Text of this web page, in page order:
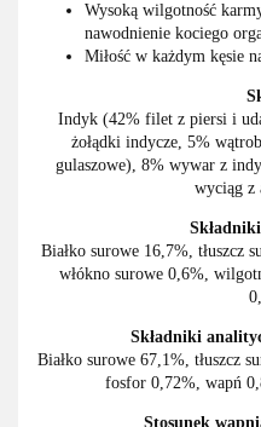
Wysoką wilgotność
nawodnienie kociego
Miłość w każdym kęsie
Indyk (42% filet z piersi i
żołądki indycze, 5%
gulaszowe), 8% wywar z
wyciąg z
Białko surowe 16,7%, tłuszcz
włókno surowe 0,6%,
Składniki
Białko surowe 67,1%, tłuszcz
fosfor 0,72%, wapń
Stosunek